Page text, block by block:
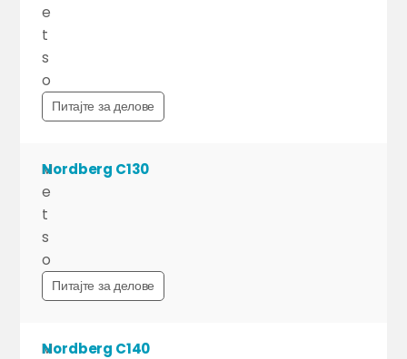
e
t
s
o
Питајте за делове
M
e
t
s
o
Nordberg C130
Питајте за делове
M
Nordberg C140